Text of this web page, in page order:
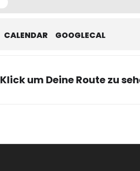
CALENDAR GOOGLECAL
Klick um Deine Route zu